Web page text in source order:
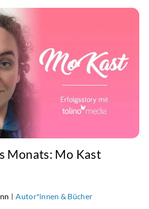
Monats: Mo Kast
| Autor*innen & Bücher